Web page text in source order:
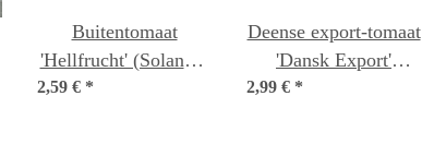
Buitentomaat
'Hellfrucht' (Solanum
lycopersicum) zaden
2,59 € *
Deense export-tomaat
'Dansk Export'
(Solanum
2,99 € *